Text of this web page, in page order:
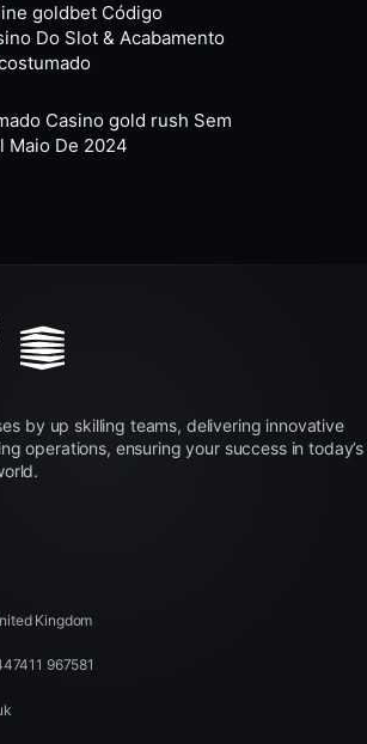
goldbet Código
Do Slot & Acabamento
Casino gold rush Sem
Maio De 2024
by up skilling teams, delivering innovative
operations, ensuring your success in today’s
Kingdom
967581